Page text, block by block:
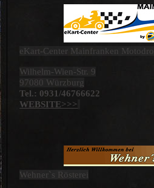
eKart-Center Mainfranken
Wilhelm-Wien-Str. 9
97080 Würzburg
Tel.: 0931/46766622
WEBSITE>>>
Wehner`s Rösterei